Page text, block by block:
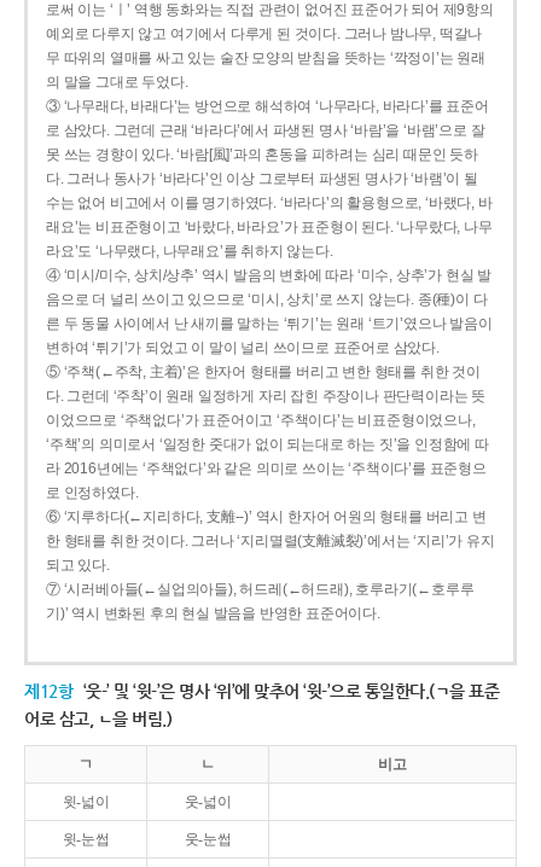
로써 이는 ‘ㅣ’ 역행 동화와는 직접 관련이 없어진 표준어가 되어 제9항의
예외로 다루지 않고 여기에서 다루게 된 것이다. 그러나 밤나무, 떡갈나
무 따위의 열매를 싸고 있는 술잔 모양의 받침을 뜻하는 ‘깍정이’는 원래
의 말을 그대로 두었다.
③ ‘나무래다, 바래다’는 방언으로 해석하여 ‘나무라다, 바라다’를 표준어
로 삼았다. 그런데 근래 ‘바라다’에서 파생된 명사 ‘바람’을 ‘바램’으로 잘
못 쓰는 경향이 있다. ‘바람[風]’과의 혼동을 피하려는 심리 때문인 듯하
다. 그러나 동사가 ‘바라다’인 이상 그로부터 파생된 명사가 ‘바램’이 될
수는 없어 비고에서 이를 명기하였다. ‘바라다’의 활용형으로, ‘바랬다, 바
래요’는 비표준형이고 ‘바랐다, 바라요’가 표준형이 된다. ‘나무랐다, 나무
라요’도 ‘나무랬다, 나무래요’를 취하지 않는다.
④ ‘미시/미수, 상치/상추’ 역시 발음의 변화에 따라 ‘미수, 상추’가 현실 발
음으로 더 널리 쓰이고 있으므로 ‘미시, 상치’로 쓰지 않는다. 종(種)이 다
른 두 동물 사이에서 난 새끼를 말하는 ‘튀기’는 원래 ‘트기’였으나 발음이
변하여 ‘튀기’가 되었고 이 말이 널리 쓰이므로 표준어로 삼았다.
⑤ ‘주책(←주착, 主着)’은 한자어 형태를 버리고 변한 형태를 취한 것이
다. 그런데 ‘주착’이 원래 일정하게 자리 잡힌 주장이나 판단력이라는 뜻
이었으므로 ‘주책없다’가 표준어이고 ‘주책이다’는 비표준형이었으나,
‘주책’의 의미로서 ‘일정한 줏대가 없이 되는대로 하는 짓’을 인정함에 따
라 2016년에는 ‘주책없다’와 같은 의미로 쓰이는 ‘주책이다’를 표준형으
로 인정하였다.
⑥ ‘지루하다(←지리하다, 支離--)’ 역시 한자어 어원의 형태를 버리고 변
한 형태를 취한 것이다. 그러나 ‘지리멸렬(支離滅裂)’에서는 ‘지리’가 유지
되고 있다.
⑦ ‘시러베아들(←실업의아들), 허드레(←허드래), 호루라기(←호루루
기)’ 역시 변화된 후의 현실 발음을 반영한 표준어이다.
제12항 ‘웃-’ 및 ‘윗-’은 명사 ‘위’에 맞추어 ‘윗-’으로 통일한다.(ㄱ을 표준
어로 삼고, ㄴ을 버림.)
ㄱ ㄴ 비고
윗-넓이 웃-넓이
윗-눈썹 웃-눈썹